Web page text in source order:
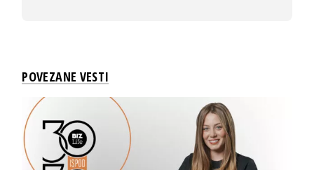
POVEZANE VESTI